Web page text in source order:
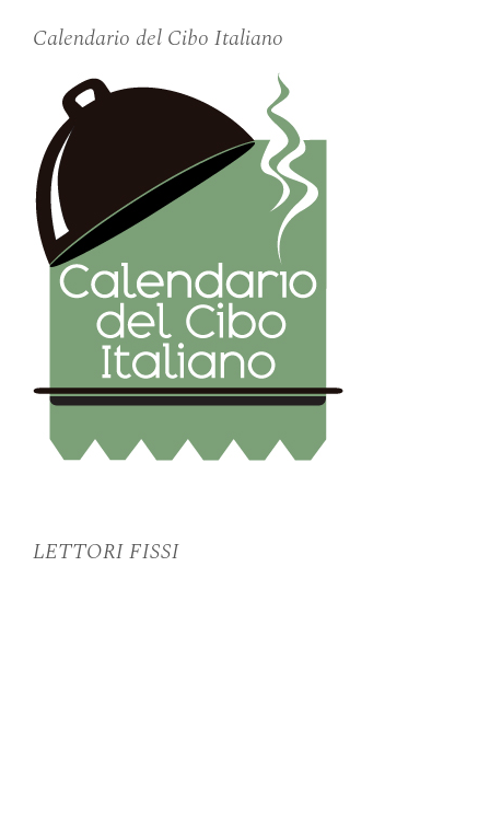
Calendario del Cibo Italiano
LETTORI FISSI